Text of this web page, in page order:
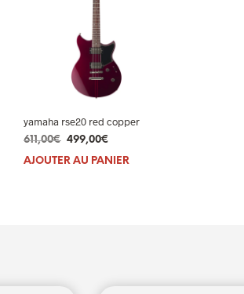
yamaha rse20 red copper
611,00€ Le
prix
499,00€
prix
AJOUTER AU PANIER